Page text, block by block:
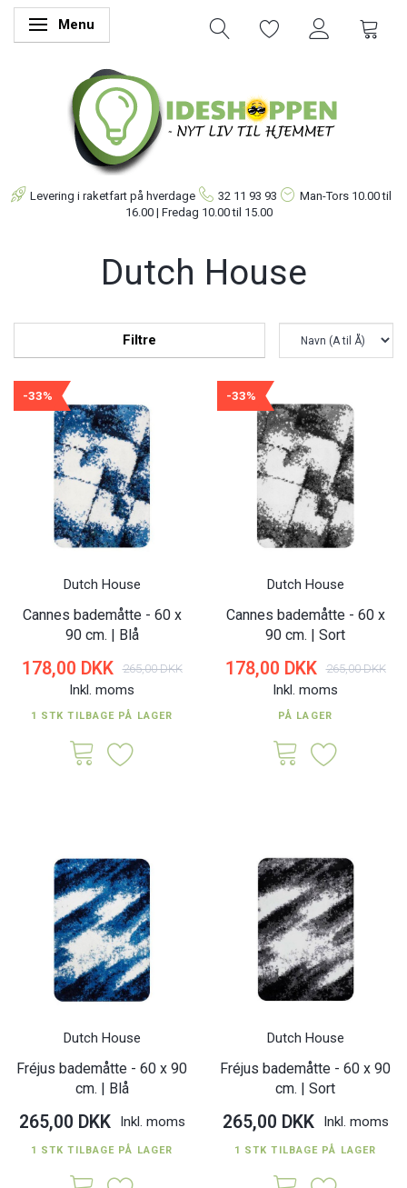
Skifte navigation
Menu
Levering i raketfart på hverdage 32 11 93 93 Man-Tors 10.00 til
16.00 | Fredag 10.00 til 15.00
Dutch House
Filtre
-33%
Dutch House
Cannes bademåtte - 60 x
90 cm. | Blå
178,00 DKK 265,00 DKK
Inkl. moms
1 STK TILBAGE PÅ LAGER
-33%
Dutch House
Cannes bademåtte - 60 x
90 cm. | Sort
178,00 DKK 265,00 DKK
Inkl. moms
PÅ LAGER
Dutch House
Fréjus bademåtte - 60 x 90
cm. | Blå
265,00 DKK Inkl. moms
1 STK TILBAGE PÅ LAGER
Dutch House
Fréjus bademåtte - 60 x 90
cm. | Sort
265,00 DKK Inkl. moms
1 STK TILBAGE PÅ LAGER